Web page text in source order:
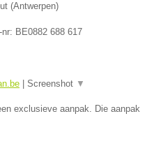
(Antwerpen)
BE0882 688 617
Screenshot ▼
exclusieve aanpak. Die aanpak